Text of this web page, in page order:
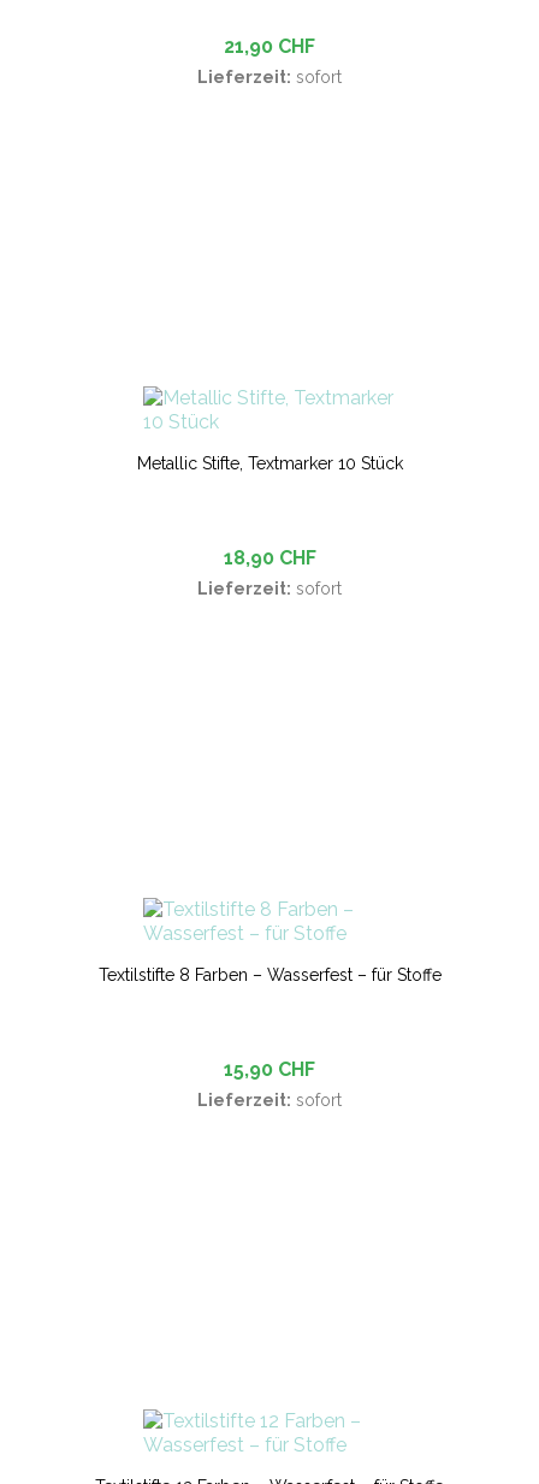
21,90 CHF
Lieferzeit: sofort
Metallic Stifte, Textmarker 10 Stück
18,90 CHF
Lieferzeit: sofort
Textilstifte 8 Farben – Wasserfest – für Stoffe
15,90 CHF
Lieferzeit: sofort